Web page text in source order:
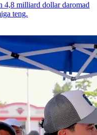
4,8 milliard dollar daromad
teng.